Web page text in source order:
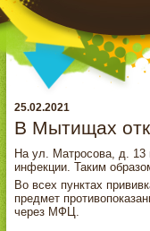
25.02.2021
В Мытищах
На ул. Матросова, д. 13
инфекции. Таким
Во всех пунктах
предмет
через МФЦ.